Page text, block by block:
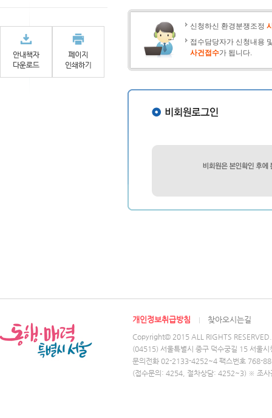
신청하신 환경분쟁조정
접수담당자가 신청내용
사건접수가 됩니다.
개인정보취급방침 찾아오시는길
Copyright© 2015 ALL RIGHTS RESERVED.
(04515) 서울특별시 중구 덕수궁길 15 서울
문의전화 02-2133-4252~4 팩스번호 768-
(접수문의: 4254, 절차상담: 4252~3) ※ 조사